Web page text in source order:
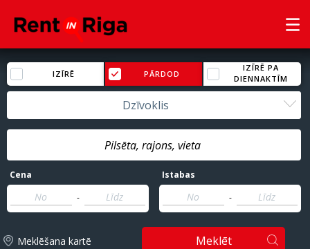
IZĪRĒ PĀRDOD
IZĪRĒ PA
DIENNAKTĪM
Dzīvoklis
Cena
-
Istabas
-
Meklēšana kartē Meklēt